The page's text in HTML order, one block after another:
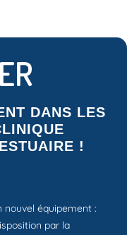
DANS LES
!
nouvel équipement :
par la